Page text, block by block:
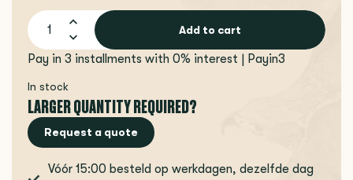
Add to cart
Pay in 3 installments with 0% interest | Payin3
In stock
LARGER QUANTITY REQUIRED?
Request a quote
Vóór 15:00 besteld op werkdagen, dezelfde dag